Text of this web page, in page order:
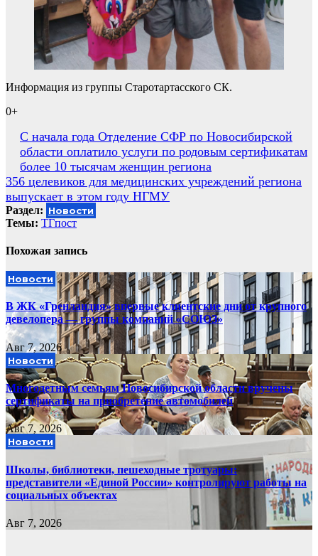
Информация из группы Старотартасского СК.
0+
Навигация
по
записям
С начала года Отделение СФР по Новосибирской
области оплатило услуги по родовым сертификатам
более 10 тысячам женщин региона
356 целевиков для медицинских учреждений региона
выпускает в этом году НГМУ
Раздел: Новости
Темы: ТГпост
Похожая запись
Новости
В ЖК «Гренландия» впервые клиентские дни от крупного
девелопера — группы компаний «СОЮЗ»
Авг 7, 2026
Новости
Многодетным семьям Новосибирской области вручены
сертификаты на приобретение автомобилей
Авг 7, 2026
Новости
Школы, библиотеки, пешеходные тротуары:
представители «Единой России» контролируют работы на
социальных объектах
Авг 7, 2026